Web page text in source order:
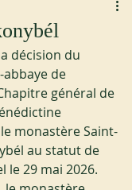
décision du
abbaye de
général de
monastère Saint-
au statut de
le 29 mai 2026.